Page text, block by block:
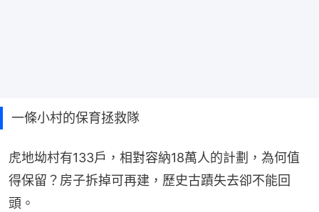
一條小村的保育拯救隊
虎地坳村有133戶，相對容納18萬人的計劃，為何值
得保留？房子拆掉可再建，歷史古蹟失去卻不能回
頭。